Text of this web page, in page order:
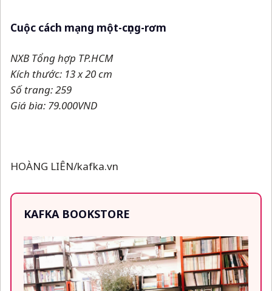
Cuộc cách mạng một-cọng-rơm
NXB Tổng hợp TP.HCM
Kích thước: 13 x 20 cm
Số trang: 259
Giá bìa: 79.000VND
HOÀNG LIÊN/kafka.vn
KAFKA BOOKSTORE